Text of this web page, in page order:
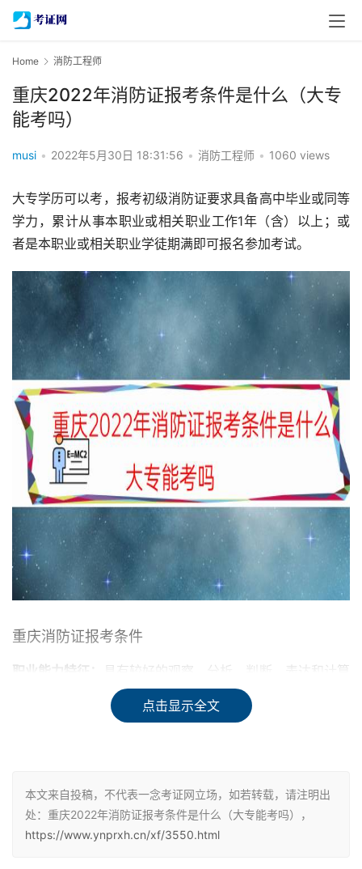
Home 消防工程师
重庆2022年消防证报考条件是什么（大专
能考吗）
musi • 2022年5月30日 18:31:56 • 消防工程师 • 1060 views
大专学历可以考，报考初级消防证要求具备高中毕业或同等
学力，累计从事本职业或相关职业工作1年（含）以上；或
者是本职业或相关职业学徒期满即可报名参加考试。
重庆消防证报考条件
职业能力特征：
具有较好的观察、分析、判断、表达和计算
能力，空间感、形体知觉、色觉、视觉、嗅觉、听觉正常，
四肢健全，手指、手臂灵活，动作协调。
1、累计从事本职业或相关职业工作1年（含）以上。
2、本职业或相关职业学徒期满。
点击显示全文
本文来自投稿，不代表一念考证网立场，如若转载，请注明出
处：重庆2022年消防证报考条件是什么（大专能考吗），
https://www.ynprxh.cn/xf/3550.html